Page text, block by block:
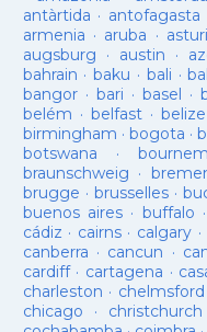
antàrtida · antofagasta
armenia · aruba ·
augsburg · austin ·
bahrain ·baku · bali ·
bangor· bari ·basel ·
belém · belfast· belize
birmingham · bogota ·
botswana ·
braunschweig ·
brugge · brusselles·
buenos aires· buffalo ·
cádiz · cairns· calgary ·
canberra · cancun ·
cardiff· cartagena ·
charleston · chelmsford
chicago · christchurch